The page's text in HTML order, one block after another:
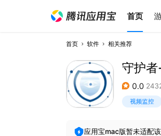
首页
首页 软件 相关推荐
守护
0.0
视频监控
应用宝mac版暂未适配